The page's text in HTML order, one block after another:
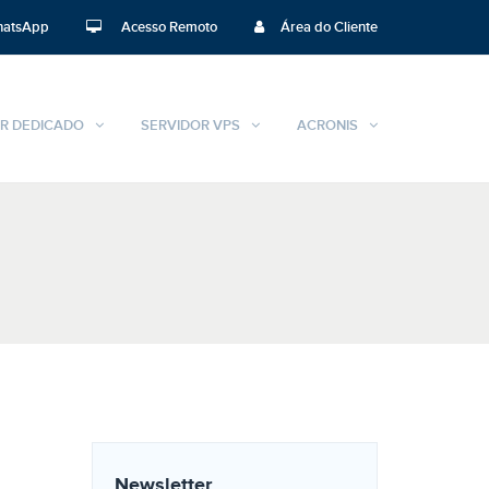
Acesso Remoto Área do Cliente
DEDICADO SERVIDOR VPS ACRONIS